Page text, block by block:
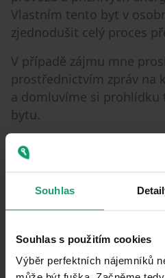
Souhlas
Souhlas s použitím cookies
Výběr perfektních nájemníků
Vlastním tento byt v
zjednodušit celý proces
V případě zájmu mne
prostřednictvím zpráv na
a domluvíme si
bytu.
Property characteristics
FLOOR